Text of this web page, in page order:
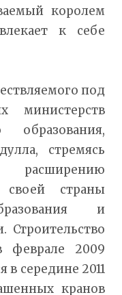
королем
к себе
под
министерств
стремясь
страны
и
Строительство
феврале 2009
в середине 2011
кранов